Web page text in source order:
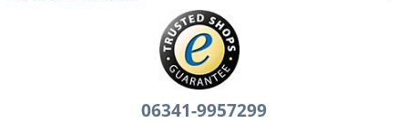
06341-9957299